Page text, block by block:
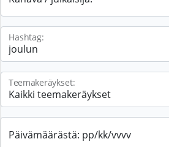
Hashtag:
Teemakeräykset:
Päivämäärästä: pp/kk/vvvv